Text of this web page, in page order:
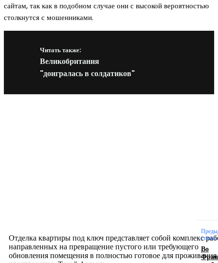
сайтам, так как в подобном случае они с высокой вероятностью
столкнутся с мошенниками.
Читать также:
Великобритания
"доигралась в солдатиков"
Отделка квартиры под ключ представляет собой комплекс
направленных на превращение пустого или требующего
обновления помещения в полностью готовое для проживания
статья
Во